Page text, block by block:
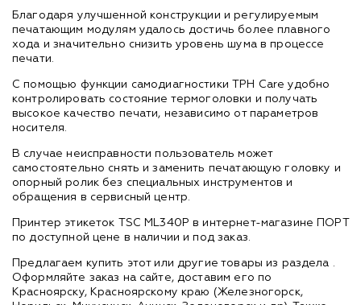
Благодаря улучшенной конструкции и регулируемым
печатающим модулям удалось достичь более плавного
хода и значительно снизить уровень шума в процессе
печати.
С помощью функции самодиагностики TPH Care удобно
контролировать состояние термоголовки и получать
высокое качество печати, независимо от параметров
носителя.
В случае неисправности пользователь может
самостоятельно снять и заменить печатающую головку и
опорный ролик без специальных инструментов и
обращения в сервисный центр.
Принтер этикеток TSC ML340P в интернет-магазине ПОРТ
по доступной цене в наличии и под заказ.
Предлагаем купить этот или другие товары из раздела .
Оформляйте заказ на сайте, доставим его по
Красноярску, Красноярскому краю (Железногорск,